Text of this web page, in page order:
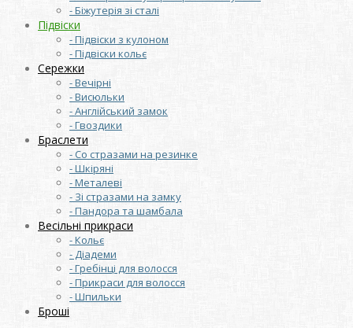
- Біжутерія зі сталі
Підвіски
- Підвіски з кулоном
- Підвіски кольє
Сережки
- Вечірні
- Висюльки
- Англійський замок
- Гвоздики
Браслети
- Со стразами на резинке
- Шкіряні
- Металеві
- Зі стразами на замку
- Пандора та шамбала
Весільні прикраси
- Кольє
- Діадеми
- Гребінці для волосся
- Прикраси для волосся
- Шпильки
Броші